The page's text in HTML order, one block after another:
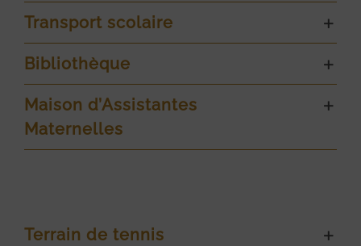
Transport scolaire
Bibliothèque
Maison d’Assistantes
Maternelles
Terrain de tennis